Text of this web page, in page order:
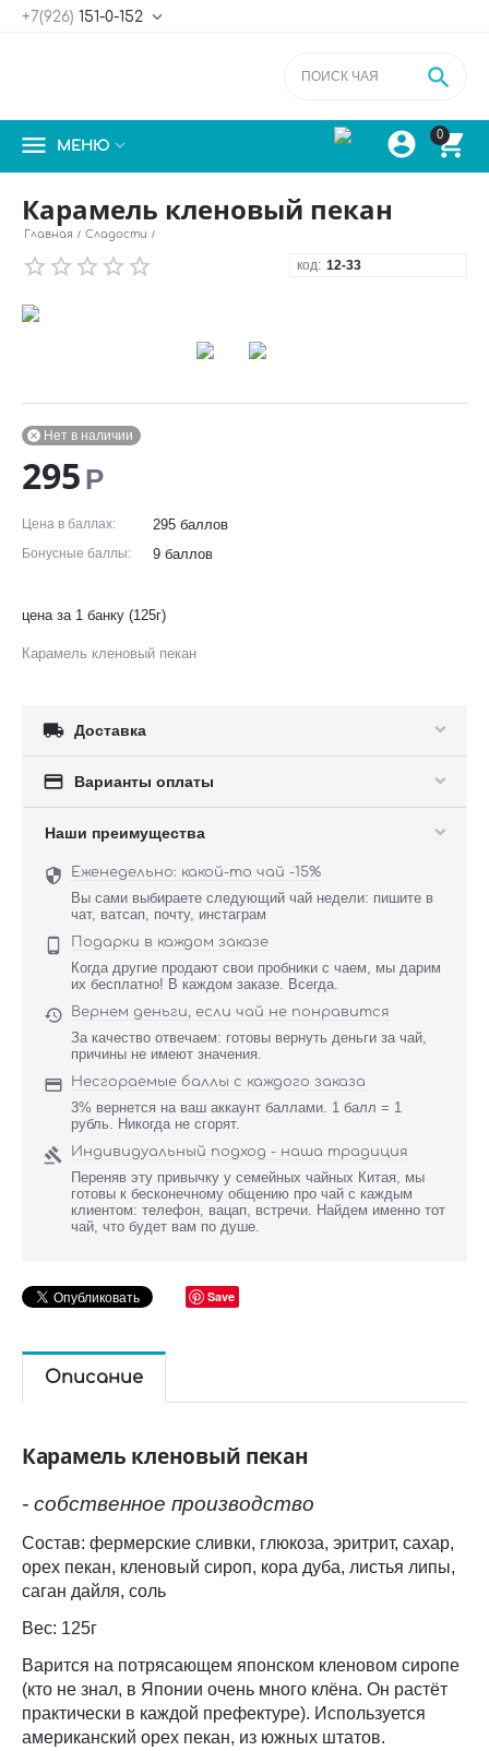
+7(926) 151-0-152 
0



 МЕНЮ 
Карамель кленовый пекан
Главная / Сладости /
код: 12-33
Нет в наличии

295 Р
Цена в баллах: 295 баллов
Бонусные баллы: 9 баллов
цена за 1 банку (125г)
Карамель кленовый пекан
 Доставка
 Варианты оплаты
Наши преимущества
 Еженедельно: какой-то чай -15%
Вы сами выбираете следующий чай недели: пишите в
чат, ватсап, почту, инстаграм
 Подарки в каждом заказе
Когда другие продают свои пробники с чаем, мы дарим
их бесплатно! В каждом заказе. Всегда.
 Вернем деньги, если чай не понравится
За качество отвечаем: готовы вернуть деньги за чай,
причины не имеют значения.
 Несгораемые баллы с каждого заказа
3% вернется на ваш аккаунт баллами. 1 балл = 1
рубль. Никогда не сгорят.
 Индивидуальный подход - наша традиция
Переняв эту привычку у семейных чайных Китая, мы
готовы к бесконечному общению про чай с каждым
клиентом: телефон, вацап, встречи. Найдем именно тот
чай, что будет вам по душе.
Save
Описание
Карамель кленовый пекан
- собственное производство
Состав: фермерские сливки, глюкоза, эритрит, сахар,
орех пекан, кленовый сироп, кора дуба, листья липы,
саган дайля, соль
Вес: 125г
Варится на потрясающем японском кленовом сиропе
(кто не знал, в Японии очень много клёна. Он растёт
практически в каждой префектуре). Используется
американский орех пекан, из южных штатов.